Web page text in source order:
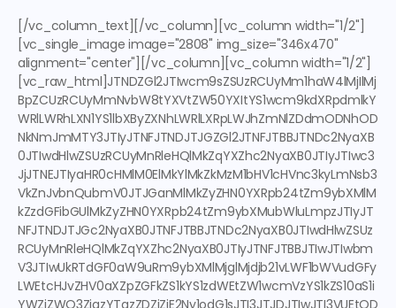
[/vc_column_text][/vc_column][vc_column width="1/2"]
[vc_single_image image="2808" img_size="346x470"
alignment="center"][/vc_column][vc_column width="1/2"]
[vc_raw_html]JTNDZGl2JTIwcm9sZSUzRCUyMm1haW4lMjIlMj
BpZCUzRCUyMmNvbW8tYXVtZW50YXItYS1wcm9kdXRpdmlkY
WRlLWRhLXN1YS1lbXByZXNhLWRlLXRpLWJhZmNlZDdmODNhOD
NkNmJmMTY3JTIyJTNFJTNDJTJGZGl2JTNFJTBBJTNDc2NyaXB
0JTIwdHlwZSUzRCUyMnRleHQlMkZqYXZhc2NyaXB0JTIyJTIwc3
JjJTNEJTIyaHR0cHMlM0ElMkYlMkZkMzM1bHV1cHVnc3kyLmNsb3
VkZnJvbnQubmV0JTJGanMlMkZyZHN0YXRpb24tZm9ybXMlM
kZzdGFibGUlMkZyZHN0YXRpb24tZm9ybXMubWluLmpzJTIyJT
NFJTNDJTJGc2NyaXB0JTNFJTBBJTNDc2NyaXB0JTIwdHlwZSUz
RCUyMnRleHQlMkZqYXZhc2NyaXB0JTIyJTNFJTBBJTIwJTIwbm
V3JTIwUkRTdGF0aW9uRm9ybXMlMjglMjdjb21vLWF1bWVudGFy
LWEtcHJvZHV0aXZpZGFkZS1kYS1zdWEtZW1wcmVzYS1kZS10aS1i
YWZjZWQ3ZjgzYTgzZDZiZjE2Ny1odG1sJTI3JTJDJTIwJTI3VUEtOD